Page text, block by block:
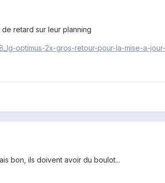
retard sur leur planning
optimus-2x-gros-retour-pour-la-mise-a-
bon, ils doivent avoir du boulot...